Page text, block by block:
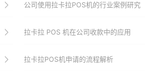
公司使用拉卡拉POS机的行业案例研究
拉卡拉 POS 机在公司收款中的应用
拉卡拉POS机申请的流程解析